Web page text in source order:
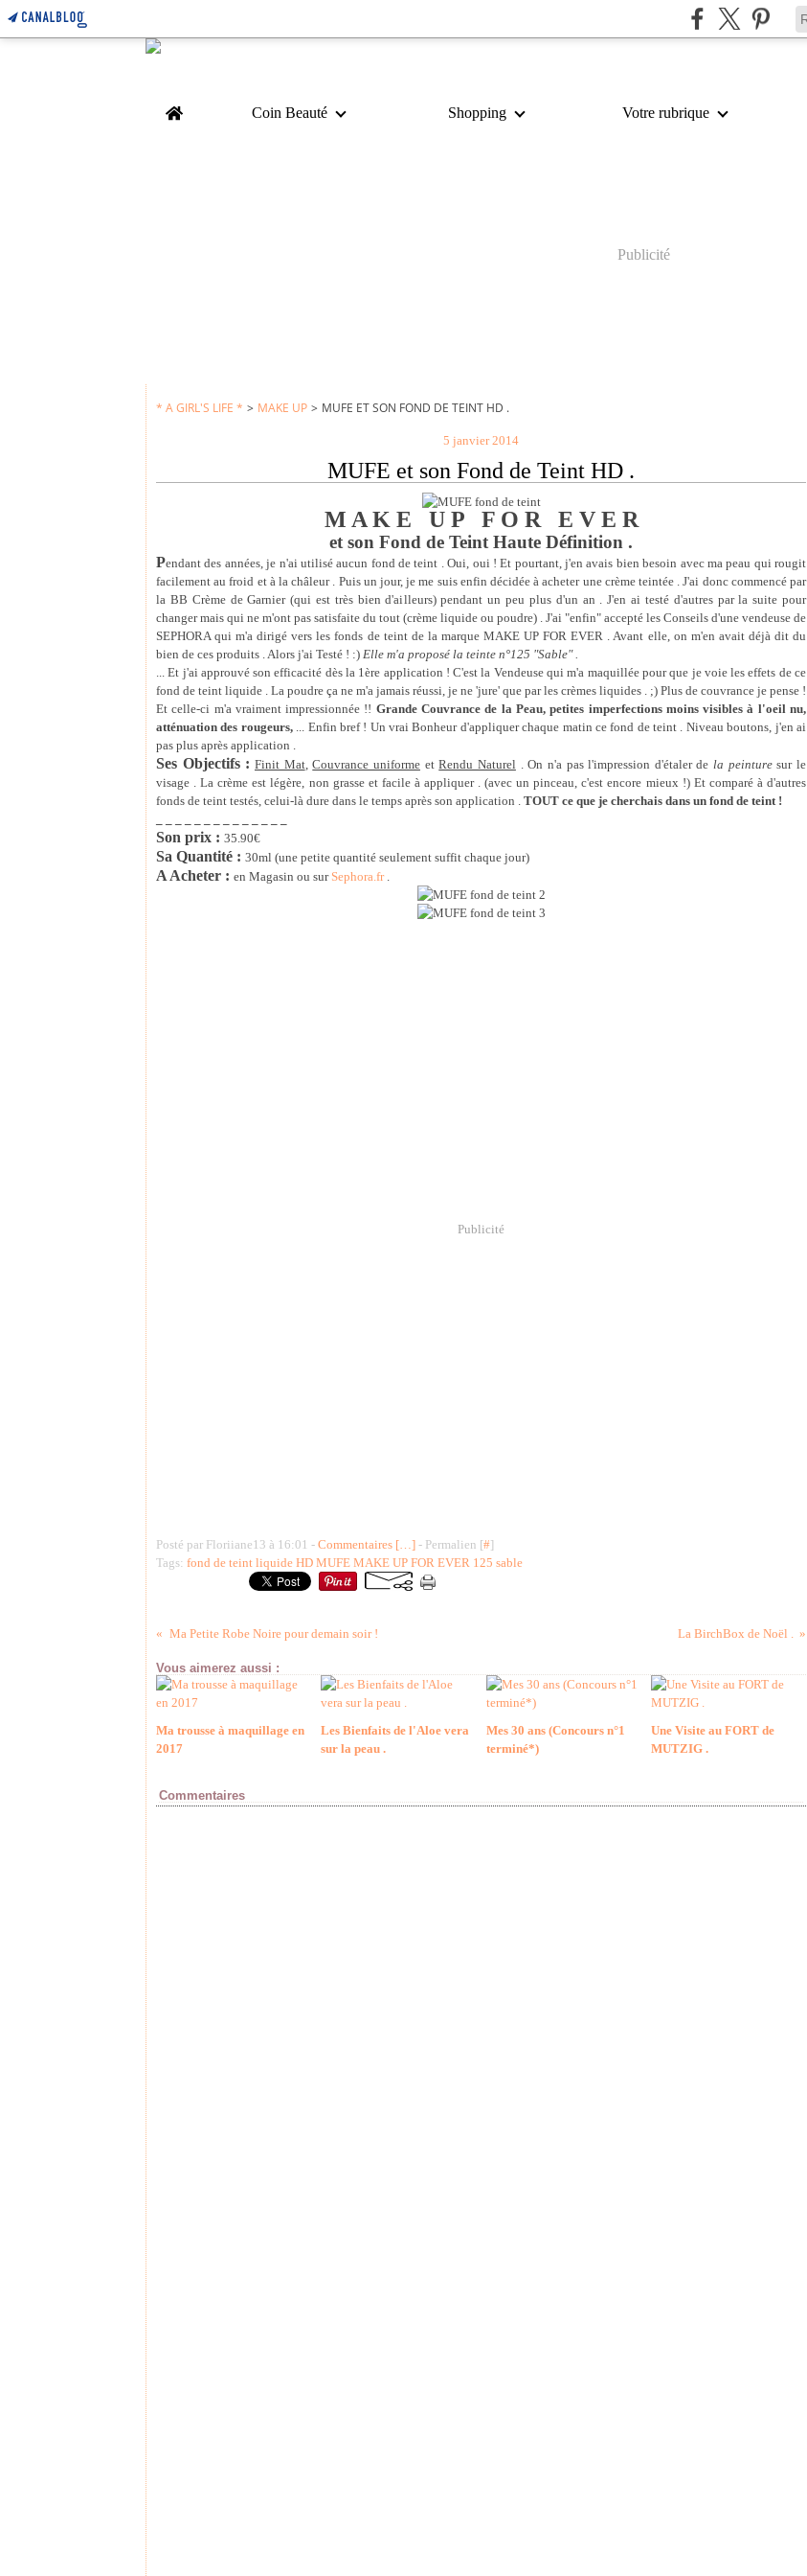
Home Coin Beauté Shopping Votre rubrique
Publicité
* A GIRL'S LIFE * > MAKE UP > MUFE ET SON FOND DE TEINT HD .
5 janvier 2014
MUFE et son Fond de Teint HD .
M A K E
U P. F O R E V E R
et son Fond de Teint Haute Définition .
Pendant des années, je n'ai utilisé aucun fond de teint . Oui, oui ! Et pourtant, j'en avais bien besoin avec ma peau qui rougit
facilement au froid et à la châleur . Puis un jour, je me suis enfin décidée à acheter une crème teintée . J'ai donc commencé par
la BB Crème de Garnier (qui est très bien d'ailleurs) pendant un peu plus d'un an . J'en ai testé d'autres par la suite pour
changer mais qui ne m'ont pas satisfaite du tout (crème liquide ou poudre) . J'ai "enfin" accepté les Conseils d'une vendeuse de
SEPHORA qui m'a dirigé vers les fonds de teint de la marque MAKE UP FOR EVER . Avant elle, on m'en avait déjà dit du
bien de ces produits . Alors j'ai Testé ! :) Elle m'a proposé la teinte n°125 "Sable" .
... Et j'ai approuvé son efficacité dès la 1ère application ! C'est la Vendeuse qui m'a maquillée pour que je voie les effets de ce
fond de teint liquide . La poudre ça ne m'a jamais réussi, je ne 'jure' que par les crèmes liquides . ;) Plus de couvrance je pense !
Et celle-ci m'a vraiment impressionnée !! Grande Couvrance de la Peau, petites imperfections moins visibles à l'oeil nu,
atténuation des rougeurs, ... Enfin bref ! Un vrai Bonheur d'appliquer chaque matin ce fond de teint . Niveau boutons, j'en ai
pas plus après application .
Ses Objectifs : Finit Mat,Couvrance uniformeetRendu Naturel. On n'a pas l'impression d'étaler dela peinturesur le
visage . La crème est légère, non grasse et facile à appliquer . (avec un pinceau, c'est encore mieux !) Et comparé à d'autres
fonds de teint testés, celui-là dure dans le temps après son application . TOUT ce que je cherchais dans un fond de teint !
Son prix : 35.90€
Sa Quantité : 30ml (une petite quantité seulement suffit chaque jour)
A Acheter : en Magasin ou sur Sephora.fr.
Publicité
Posté par Floriiane13 à 16:01 - Commentaires […] - Permalien [#]
Tags: fond de teint liquide HD MUFE MAKE UP FOR EVER 125 sable
Ma Petite Robe Noire pour demain soir ! La BirchBox de Noël .
Vous aimerez aussi :
Ma trousse à maquillage en
2017
Les Bienfaits de l'Aloe vera
sur la peau .
Mes 30 ans (Concours n°1
terminé*)
Une Visite au FORT de
MUTZIG .
Commentaires